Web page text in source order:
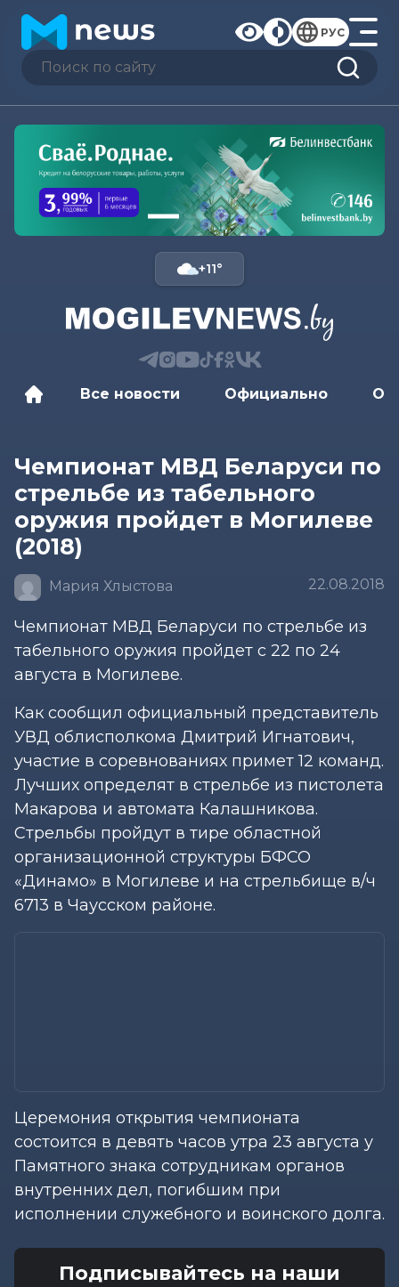
РУС
+11°
Все новости Официально
Чемпионат МВД Беларуси по
стрельбе из табельного
оружия пройдет в Могилеве
(2018)
Мария Хлыстова 22.08.2018
Чемпионат МВД Беларуси по стрельбе из
табельного оружия пройдет с 22 по 24
августа в Могилеве.
Как сообщил официальный представитель
УВД облисполкома Дмитрий Игнатович,
участие в соревнованиях примет 12 команд.
Лучших определят в стрельбе из пистолета
Макарова и автомата Калашникова.
Стрельбы пройдут в тире областной
организационной структуры БФСО
«Динамо» в Могилеве и на стрельбище в/ч
6713 в Чаусском районе.
Церемония открытия чемпионата
состоится в девять часов утра 23 августа у
Памятного знака сотрудникам органов
внутренних дел, погибшим при
исполнении служебного и воинского долга.
Подписывайтесь на наши